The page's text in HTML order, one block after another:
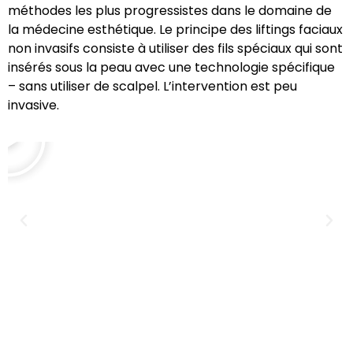
méthodes les plus progressistes dans le domaine de
la médecine esthétique. Le principe des liftings faciaux
non invasifs consiste à utiliser des fils spéciaux qui sont
insérés sous la peau avec une technologie spécifique
– sans utiliser de scalpel. L’intervention est peu
invasive.